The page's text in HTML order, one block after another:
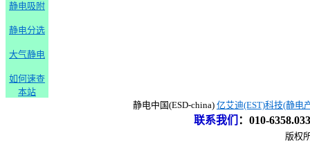
静电吸附
静电分选
大气静电
如何速查
本站
静电中国(ESD-china) 亿艾迪(EST)科技(静电
联系我们 ： 010-
版权